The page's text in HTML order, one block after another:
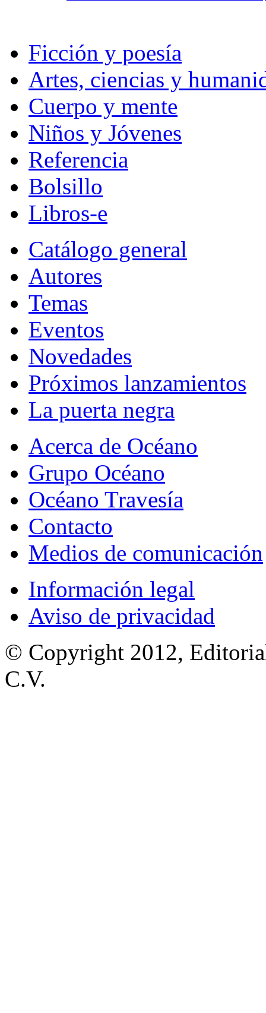
Ficción y poesía
Artes, ciencias y
Cuerpo y mente
Niños y Jóvenes
Referencia
Bolsillo
Libros-e
Catálogo general
Autores
Temas
Eventos
Novedades
Próximos lanzamientos
La puerta negra
Acerca de Océano
Grupo Océano
Océano Travesía
Contacto
Medios de comunicación
Información legal
Aviso de privacidad
© Copyright 2012,
C.V.